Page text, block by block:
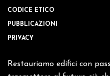
CODICE ETICO
PUBBLICAZIONI
PRIVACY
Restauriamo edifici con